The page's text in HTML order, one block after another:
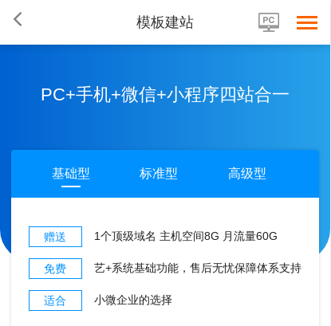
模板建站
PC+手机+微信+小程序四站合一
基础型 标准型 高级型
赠送 1个顶级域名 主机空间8G 月流量60G
免费 艺+系统基础功能，售后无忧保障体系支持
适合 小微企业的选择